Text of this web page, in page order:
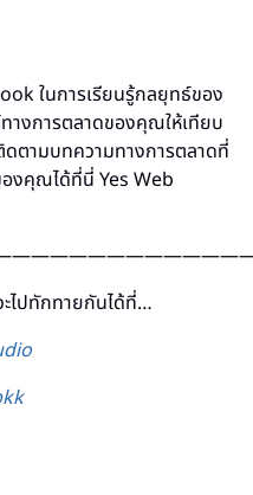
ในการเรียนรู้กลยุทธ์ของ
งการตลาดของคุณให้เทียบ
ตามบทความทางการตลาดที่
งคุณได้ที่นี่ Yes Web
ไปทักทายกันได้ที่…